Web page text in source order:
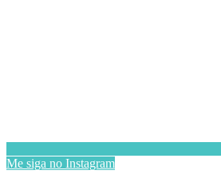
Me siga no Instagram